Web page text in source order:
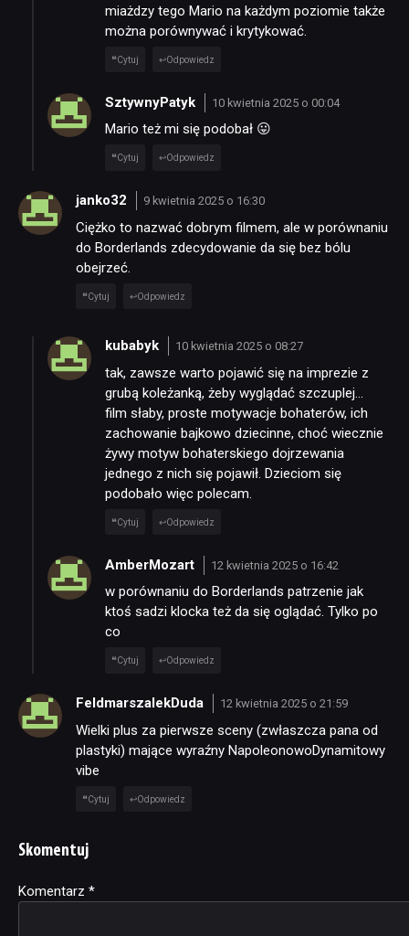
miażdzy tego Mario na każdym poziomie także
można porównywać i krytykować.
Cytuj Odpowiedz
SztywnyPatyk 10 kwietnia 2025 o 00:04
Mario też mi się podobał 😛
Cytuj Odpowiedz
janko32 9 kwietnia 2025 o 16:30
Ciężko to nazwać dobrym filmem, ale w porównaniu
do Borderlands zdecydowanie da się bez bólu
obejrzeć.
Cytuj Odpowiedz
kubabyk 10 kwietnia 2025 o 08:27
tak, zawsze warto pojawić się na imprezie z
grubą koleżanką, żeby wyglądać szczuplej…
film słaby, proste motywacje bohaterów, ich
zachowanie bajkowo dziecinne, choć wiecznie
żywy motyw bohaterskiego dojrzewania
jednego z nich się pojawił. Dzieciom się
podobało więc polecam.
Cytuj Odpowiedz
AmberMozart 12 kwietnia 2025 o 16:42
w porównaniu do Borderlands patrzenie jak
ktoś sadzi klocka też da się oglądać. Tylko po
co
Cytuj Odpowiedz
FeldmarszalekDuda 12 kwietnia 2025 o 21:59
Wielki plus za pierwsze sceny (zwłaszcza pana od
plastyki) mające wyraźny NapoleonowoDynamitowy
vibe
Cytuj Odpowiedz
Skomentuj
Komentarz *
Alternative: